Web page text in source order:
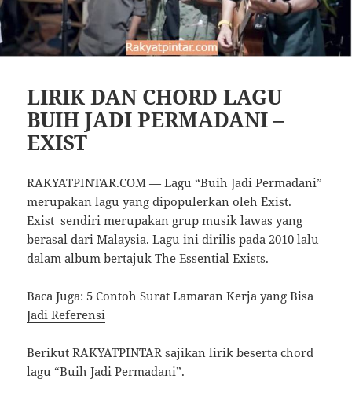
LIRIK DAN CHORD LAGU
BUIH JADI PERMADANI –
EXIST
RAKYATPINTAR.COM — Lagu “Buih Jadi Permadani”
merupakan lagu yang dipopulerkan oleh Exist.
Exist sendiri merupakan grup musik lawas yang
berasal dari Malaysia. Lagu ini dirilis pada 2010 lalu
dalam album bertajuk The Essential Exists.
Baca Juga: 5 Contoh Surat Lamaran Kerja yang Bisa
Jadi Referensi
Berikut RAKYATPINTAR sajikan lirik beserta chord
lagu “Buih Jadi Permadani”.